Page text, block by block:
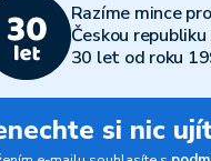
Razíme mince pro
Českou republiku
30 let od roku
si nic